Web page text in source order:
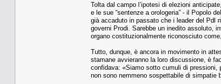
Tolta dal campo l’ipotesi di elezioni
e le sue “sentenze a orologeria” - il Popolo
già accaduto in passato che i leader del Pdl
governi Prodi. Sarebbe un inedito assoluto,
organo costituzionalmente riconosciuto
Tutto, dunque, è ancora in movimento in
stamane avvieranno la loro discussione, è
confidava: «Siamo sotto cumuli di pressioni,
non sono nemmeno sospettabile di